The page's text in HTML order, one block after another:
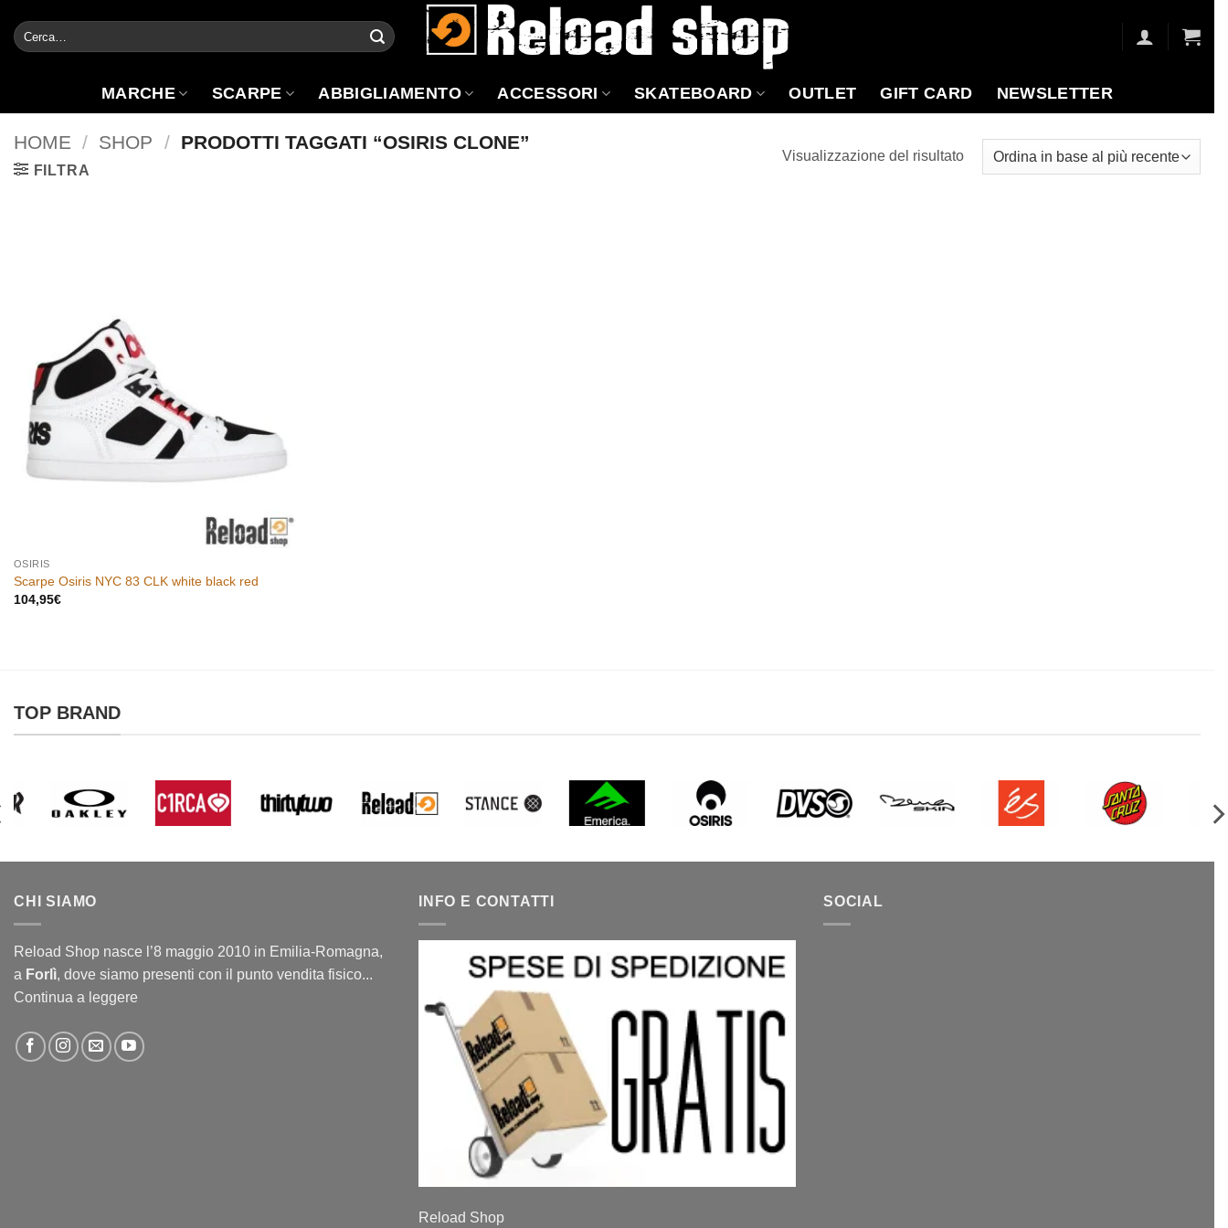
contenuti
Cerca:
MARCHE SCARPE ABBIGLIAMENTO ACCESSORI SKATEBOARD OUTLET GIFT CARD NEWSLETTER
HOME / SHOP / PRODOTTI TAGGATI “OSIRIS CLONE”
FILTRA
Visualizzazione del risultato
OSIRIS
Scarpe Osiris NYC 83 CLK white black red
104,95€
TOP BRAND
CHI SIAMO
Reload Shop nasce l’8 maggio 2010 in Emilia-Romagna,
a Forlì, dove siamo presenti con il punto vendita fisico...
Continua a leggere
INFO E CONTATTI
Reload Shop
SOCIAL